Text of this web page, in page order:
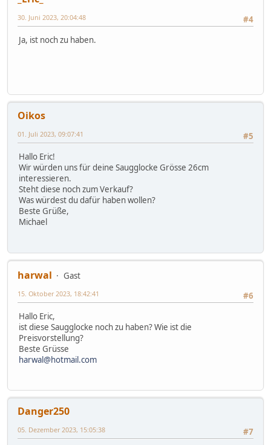
#4
30. Juni 2023, 20:04:48
Ja, ist noch zu haben.
Oikos
#5
01. Juli 2023, 09:07:41
Hallo Eric!
Wir würden uns für deine Saugglocke Grösse 26cm
interessieren.
Steht diese noch zum Verkauf?
Was würdest du dafür haben wollen?
Beste Grüße,
Michael
harwal
Gast
#6
15. Oktober 2023, 18:42:41
Hallo Eric,
ist diese Saugglocke noch zu haben? Wie ist die
Preisvorstellung?
Beste Grüsse
harwal@hotmail.com
Danger250
#7
05. Dezember 2023, 15:05:38